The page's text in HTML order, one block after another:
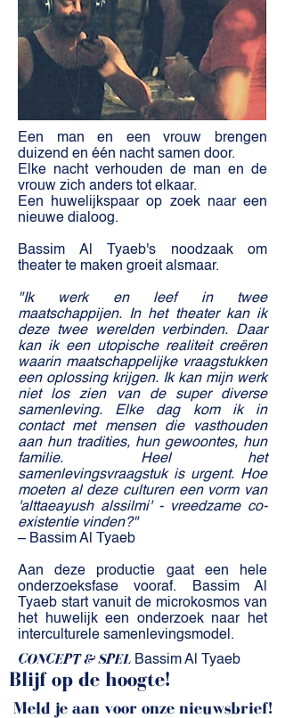
CONCEPT & SPEL Bassim Al Tyaeb
Een man en een vrouw brengen
duizend en één nacht samen door.
Elke nacht verhouden de man en de
vrouw zich anders tot elkaar.
Een huwelijkspaar op zoek naar een
nieuwe dialoog.
Bassim Al Tyaeb's noodzaak om
theater te maken groeit alsmaar.
"Ik werk en leef in twee
maatschappijen. In het theater kan ik
deze twee werelden verbinden. Daar
kan ik een utopische realiteit creëren
waarin maatschappelijke vraagstukken
een oplossing krijgen. Ik kan mijn werk
niet los zien van de super diverse
samenleving. Elke dag kom ik in
contact met mensen die vasthouden
aan hun tradities, hun gewoontes, hun
familie. Heel het
samenlevingsvraagstuk is urgent. Hoe
moeten al deze culturen een vorm van
'alttaeayush alssilmi' - vreedzame co-
existentie vinden?"
– Bassim Al Tyaeb
Aan deze productie gaat een hele
onderzoeksfase vooraf. Bassim Al
Tyaeb start vanuit de microkosmos van
het huwelijk een onderzoek naar het
interculturele samenlevingsmodel.
Blijf op de hoogte!
Meld je aan voor onze nieuwsbrief!